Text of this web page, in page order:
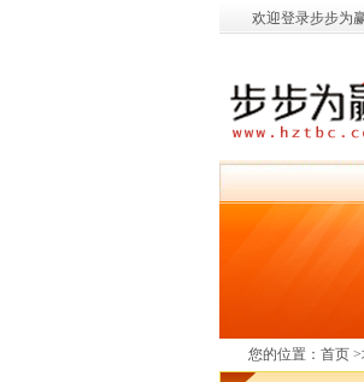
欢迎登录步步为
您的位置： 首页 >